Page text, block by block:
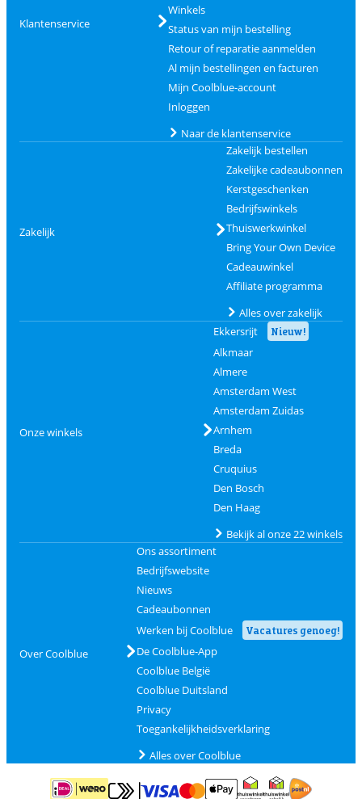
Klantenservice
Winkels
Status van mijn bestelling
Retour of reparatie aanmelden
Al mijn bestellingen en facturen
Mijn Coolblue-account
Inloggen
Naar de klantenservice
Zakelijk
Zakelijk bestellen
Zakelijke cadeaubonnen
Kerstgeschenken
Bedrijfswinkels
Thuiswerkwinkel
Bring Your Own Device
Cadeauwinkel
Affiliate programma
Alles over zakelijk
Onze winkels
Ekkersrijt Nieuw!
Alkmaar
Almere
Amsterdam West
Amsterdam Zuidas
Arnhem
Breda
Cruquius
Den Bosch
Den Haag
Bekijk al onze 22 winkels
Over Coolblue
Ons assortiment
Bedrijfswebsite
Nieuws
Cadeaubonnen
Werken bij Coolblue
Vacatures genoeg!
De Coolblue-App
Coolblue België
Coolblue Duitsland
Privacy
Toegankelijkheidsverklaring
Alles over Coolblue